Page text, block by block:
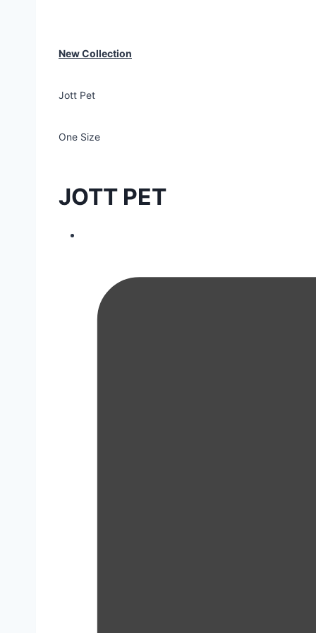
New Collection
Jott Pet
One Size
JOTT PET